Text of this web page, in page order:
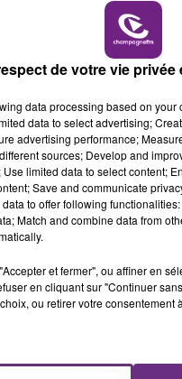
14h00 - 15h00
LA RADIO POP
premier cas de Covid.
peuvent revenir en
chez eux.
classe pour que
15h00 - 19h00
Le Club
de votre vie
data processing based on
data to select advertising;
advertising performance;
sources; Develop and
limited data to select content;
Save and communicate
to offer following
Match and combine data from
et fermer", ou affiner en
en cliquant sur "Continuer
ou retirer votre